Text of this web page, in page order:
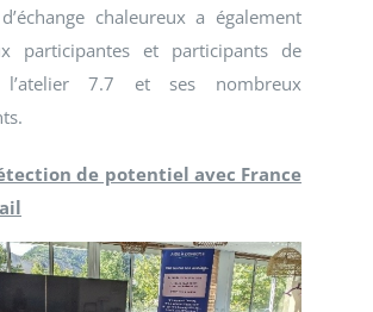
chaleureux a également
participantes et participants de
l’atelier 7.7 et ses nombreux
de potentiel avec France